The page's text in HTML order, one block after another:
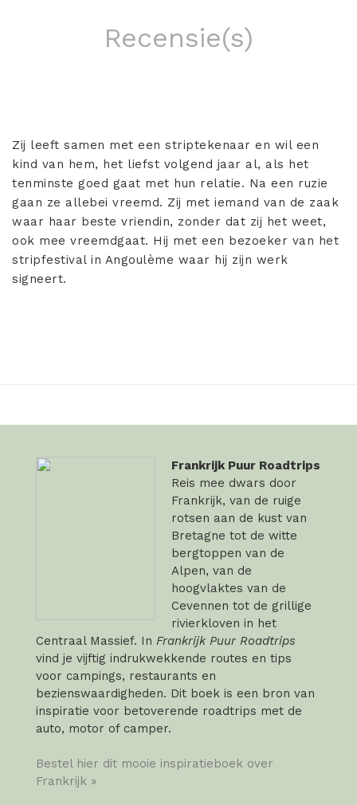
Recensie(s)
Zij leeft samen met een striptekenaar en wil een
kind van hem, het liefst volgend jaar al, als het
tenminste goed gaat met hun relatie. Na een ruzie
gaan ze allebei vreemd. Zij met iemand van de zaak
waar haar beste vriendin, zonder dat zij het weet,
ook mee vreemdgaat. Hij met een bezoeker van het
stripfestival in Angoulème waar hij zijn werk
signeert.
Frankrijk Puur Roadtrips
Reis mee dwars door
Frankrijk, van de ruige
rotsen aan de kust van
Bretagne tot de witte
bergtoppen van de
Alpen, van de
hoogvlaktes van de
Cevennen tot de grillige
rivierkloven in het
Centraal Massief. In Frankrijk Puur Roadtrips
vind je vijftig indrukwekkende routes en tips
voor campings, restaurants en
bezienswaardigheden. Dit boek is een bron van
inspiratie voor betoverende roadtrips met de
auto, motor of camper.
Bestel hier dit mooie inspiratieboek over
Frankrijk »